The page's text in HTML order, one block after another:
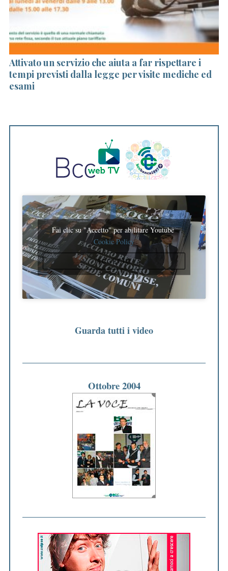
Attivato un servizio che aiuta a far rispettare i
tempi previsti dalla legge per visite mediche ed
esami
Fai clic su "Accetto" per abilitare Youtube
Cookie Policy
ACCETTO
Guarda tutti i video
Ottobre 2004